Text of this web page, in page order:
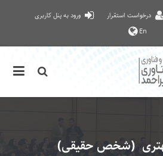
درخواست استقرار
ورود به پنل کاربری
En
(شخص حقیقی)